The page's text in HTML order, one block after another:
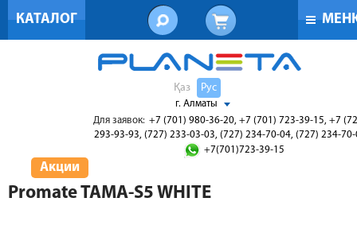
КАТАЛОГ
Қаз Рус
г. Алматы
Для заявок: +7 (701) 980-36-20, +7 (701) 723-39-15, +7
293-93-93, (727) 233-03-03, (727) 234-70-04, (727) 234-
+7(701)723-39-15
Акции
Promate TAMA-S5 WHITE